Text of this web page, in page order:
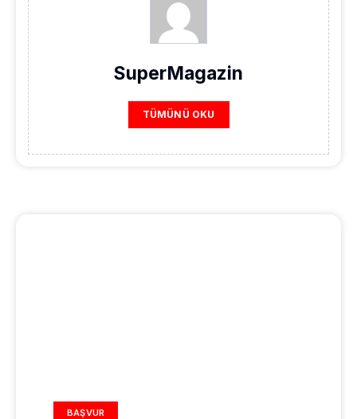
SuperMagazin
TÜMÜNÜ OKU
BAŞVUR